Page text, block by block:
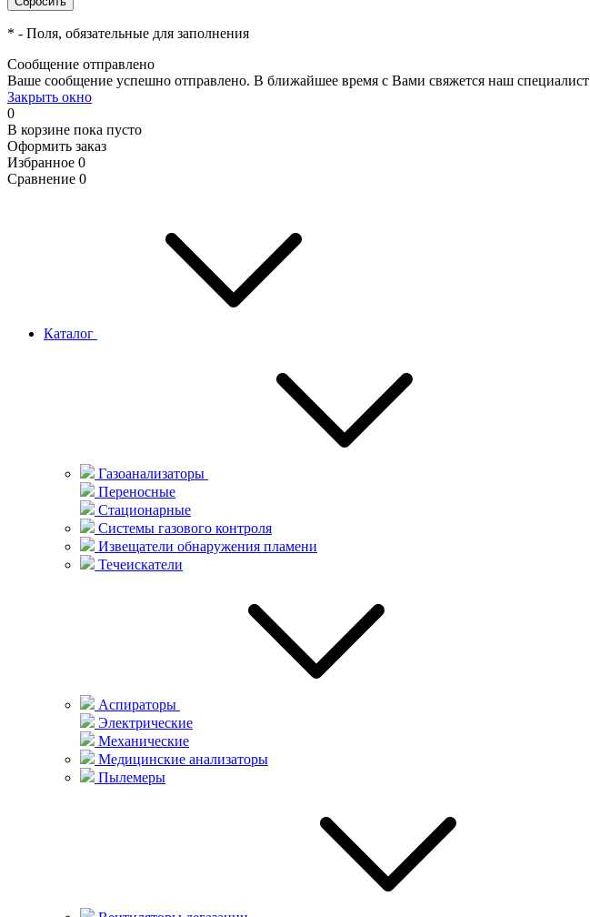
* - Поля, обязательные для заполнения
Сообщение отправлено
Ваше сообщение успешно отправлено. В ближайшее время с Вами свяжется наш специалист
Закрыть окно
0
В корзине пока пусто
Оформить заказ
Избранное 0
Сравнение 0
Каталог
Газоанализаторы
Переносные
Стационарные
Системы газового контроля
Извещатели обнаружения пламени
Течеискатели
Аспираторы
Электрические
Механические
Медицинские анализаторы
Пылемеры